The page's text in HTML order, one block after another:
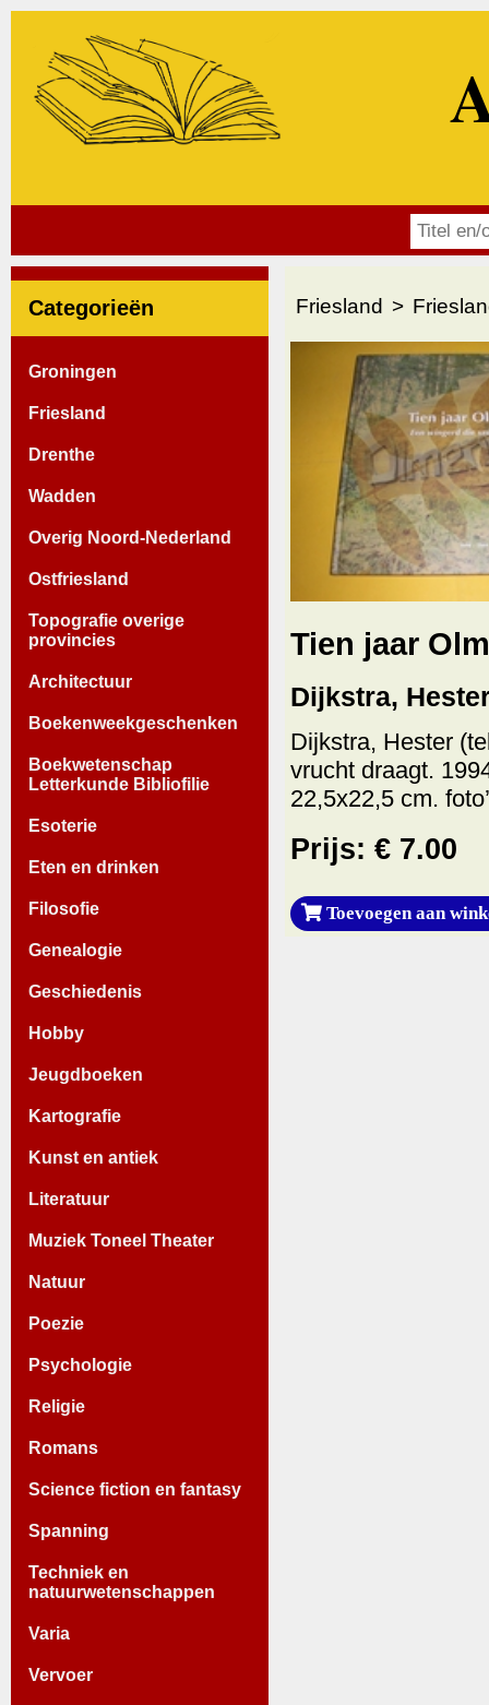
Categorieën
Groningen
Friesland
Drenthe
Wadden
Overig Noord-Nederland
Ostfriesland
Topografie overige
provincies
Architectuur
Boekenweekgeschenken
Boekwetenschap
Letterkunde Bibliofilie
Esoterie
Eten en drinken
Filosofie
Genealogie
Geschiedenis
Hobby
Jeugdboeken
Kartografie
Kunst en antiek
Literatuur
Muziek Toneel Theater
Natuur
Poezie
Psychologie
Religie
Romans
Science fiction en fantasy
Spanning
Techniek en
natuurwetenschappen
Varia
Vervoer
Friesland
Tien jaar
Dijkstra,
Dijkstra, Hester
vrucht draagt.
22,5x22,5 cm.
Prijs: € 7.00
Toevoegen aan